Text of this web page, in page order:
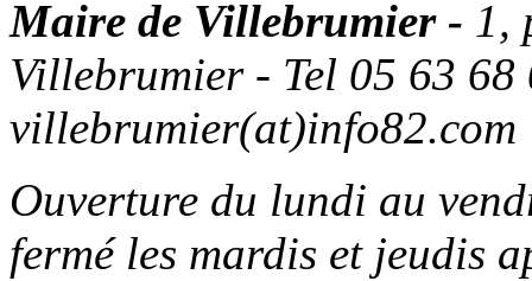
Maire de Villebrumier - 1,
Villebrumier - Tel 05 63
villebrumier(at)info82.com
Ouverture du lundi au
fermé les mardis et jeudis